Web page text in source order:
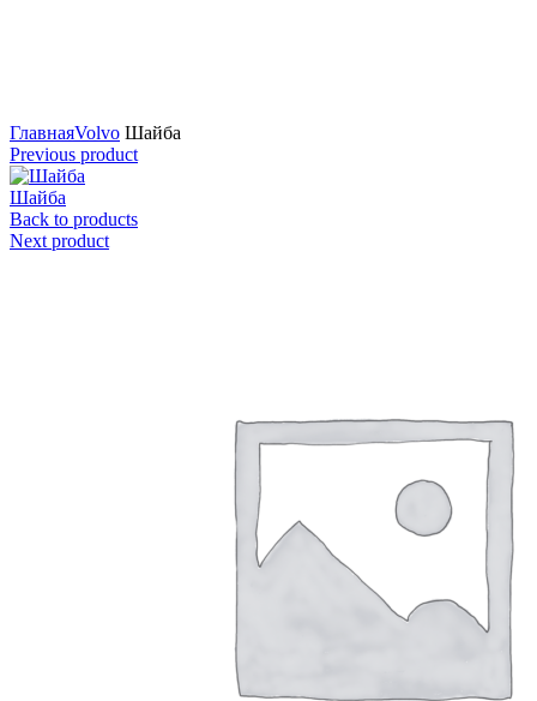
ГлавнаяVolvo Шайба
Previous product
Шайба
Back to products
Next product